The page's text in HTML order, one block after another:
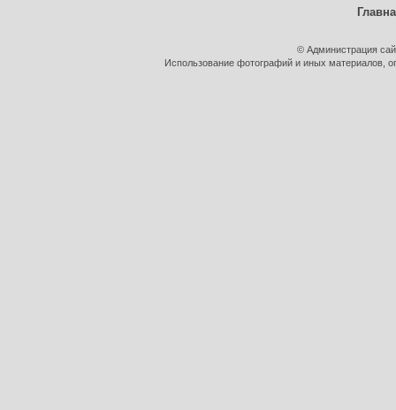
© Администрация
Использование фотографий и иных материалов,